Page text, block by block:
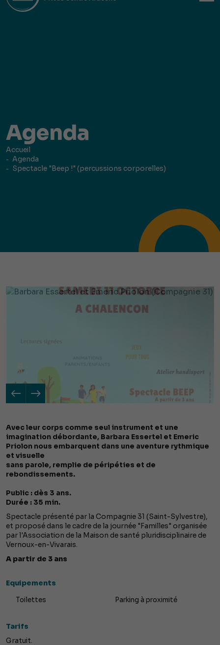
Agenda
Accueil
Agenda
Spectacle "Beep !" (percussions corporelles)
Avec leur corps comme seul instrument et une
imagination débordante, Barbara Essertel et Emeric
Priolon nous embarquent dans une aventure rythmique
et visuelle
sans parole, remplie de péripéties et de
rebondissements.
Public : dès 3 ans.
Durée : 35 min.
Spectacle présenté par la Compagnie 31 (Saint-Sylvestre),
et proposé dans le cadre de la journée "Familles" organisée
par l'Association de la Maison de santé pluridisciplinaire de
Vernoux-en-Vivarais.
A partir de 3 ans
Equipements
Toilettes Parking à proximité
Tarifs
Gratuit.